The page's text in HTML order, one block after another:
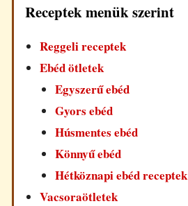
Receptek menük szerint
Reggeli receptek
Ebéd ötletek
Egyszerű ebéd
Gyors ebéd
Húsmentes ebéd
Könnyű ebéd
Hétköznapi ebéd receptek
Vacsoraötletek